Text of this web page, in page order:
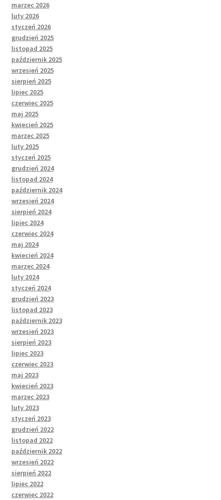
marzec 2026
luty 2026
styczeń 2026
grudzień 2025
listopad 2025
październik 2025
wrzesień 2025
sierpień 2025
lipiec 2025
czerwiec 2025
maj 2025
kwiecień 2025
marzec 2025
luty 2025
styczeń 2025
grudzień 2024
listopad 2024
październik 2024
wrzesień 2024
sierpień 2024
lipiec 2024
czerwiec 2024
maj 2024
kwiecień 2024
marzec 2024
luty 2024
styczeń 2024
grudzień 2023
listopad 2023
październik 2023
wrzesień 2023
sierpień 2023
lipiec 2023
czerwiec 2023
maj 2023
kwiecień 2023
marzec 2023
luty 2023
styczeń 2023
grudzień 2022
listopad 2022
październik 2022
wrzesień 2022
sierpień 2022
lipiec 2022
czerwiec 2022